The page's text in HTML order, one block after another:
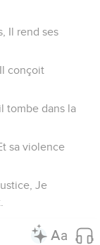
Il rend ses
conçoit
tombe dans la
sa violence
Je